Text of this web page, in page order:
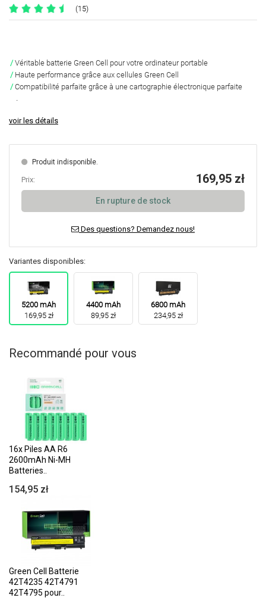
(15)
Véritable batterie Green Cell pour votre ordinateur portable
Haute performance grâce aux cellules Green Cell
Compatibilité parfaite grâce à une cartographie électronique parfaite
.
voir les détails
Produit indisponible.
Prix: 169,95 zł
En rupture de stock
Des questions? Demandez nous!
Variantes disponibles:
5200 mAh
169,95 zł
4400 mAh
89,95 zł
6800 mAh
234,95 zł
Recommandé pour vous
16x Piles AA R6
2600mAh Ni-MH
Batteries..
154,95 zł
Green Cell Batterie
42T4235 42T4791
42T4795 pour..